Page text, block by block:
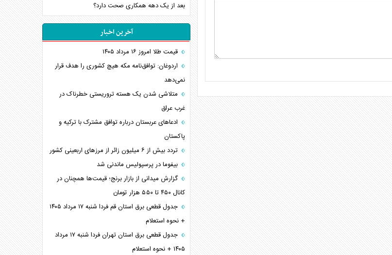
بعد از یک دهه همکاری صحت دارد؟
آخرین اخبار
قیمت طلا امروز ۱۶ مرداد ۱۴۰۵
اردوغان: توافق‌نامه مکه هیچ کشوری را هدف قرار
نمی‌دهد
متلاشی شدن یک هسته تروریستی خطرناک در
غرب عراق
ادعاهای عربستان درباره توافق مشترک با ترکیه و
پاکستان
تردد بیش از ۶ میلیون زائر از مرزهای اربعینی کشور
بیفوما در پرسپولیس ماندنی شد
گزارش میدانی از بازار برنج؛ قیمت‌ها همچنان در
کانال ۴۵۰ تا ۵۵۰ هزار تومان
جدول قطعی برق استان قم فردا شنبه ۱۷ مرداد ۱۴۰۵
+ نحوه استعلام
جدول قطعی برق استان تهران فردا شنبه ۱۷ مرداد
۱۴۰۵ + نحوه استعلام